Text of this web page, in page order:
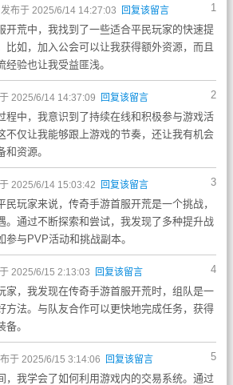
1
发布于 2025/6/14 14:27:03 回复该留言
开荒中，我找到了一些适合平民玩家的快速提
比如，加入公会可以让我获得额外资源，而且
经验也让我受益匪浅。
2
2025/6/14 14:37:09 回复该留言
程中，我意识到了持续在线和积极参与游戏活
不仅让我能够跟上游戏的节奏，还让我有机会
资源。
3
2025/6/14 15:03:42 回复该留言
民玩家来说，传奇手游首服开荒是一个挑战，
。通过不断探索和尝试，我发现了多种提升战
参与PVP活动和挑战副本。
4
2025/6/15 2:13:03 回复该留言
家，我发现在传奇手游首服开荒时，组队是一
方法。与队友合作可以更快地完成任务，获得
。
5
于 2025/6/15 3:14:06 回复该留言
，我学会了如何利用游戏内的交易系统。通过